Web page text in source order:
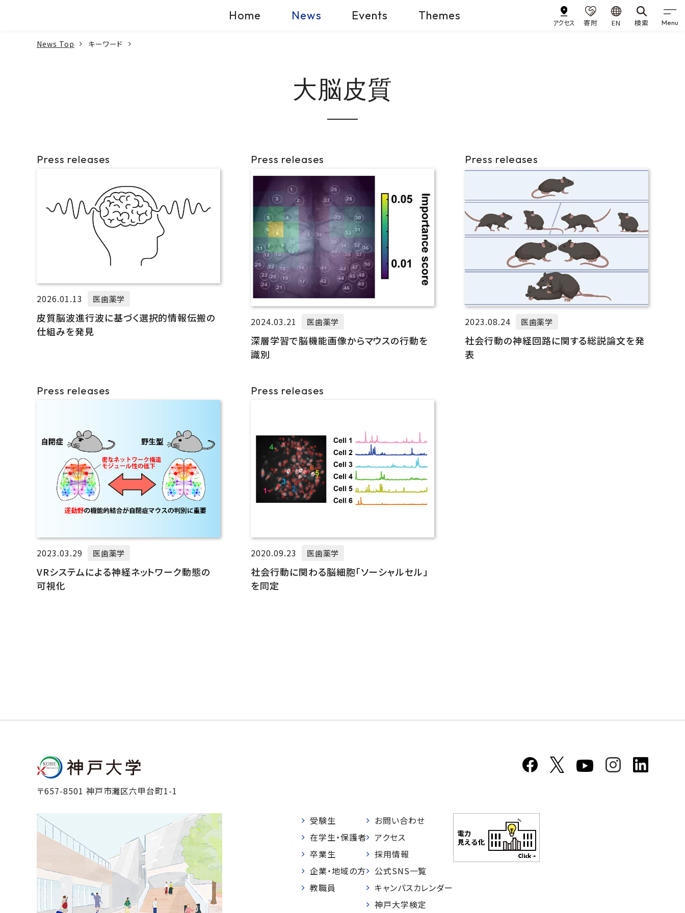
Home News Events Themes
アクセス 寄附 EN 検索 Menu
News Top キーワード
大脳皮質
Press releases
2026.01.13 医歯薬学
皮質脳波進行波に基づく選択的情報伝搬の
仕組みを発見
Press releases
2024.03.21 医歯薬学
深層学習で脳機能画像からマウスの行動を
識別
Press releases
2023.08.24 医歯薬学
社会行動の神経回路に関する総説論文を発
表
Press releases
2023.03.29 医歯薬学
VRシステムによる神経ネットワーク動態の
可視化
Press releases
2020.09.23 医歯薬学
社会行動に関わる脳細胞「ソーシャルセル」
を同定
〒657-8501 神戸市灘区六甲台町1-1
受験生
在学生・保護者
卒業生
企業・地域の方
教職員
お問い合わせ
アクセス
採用情報
公式SNS一覧
キャンパスカレンダー
神戸大学検定